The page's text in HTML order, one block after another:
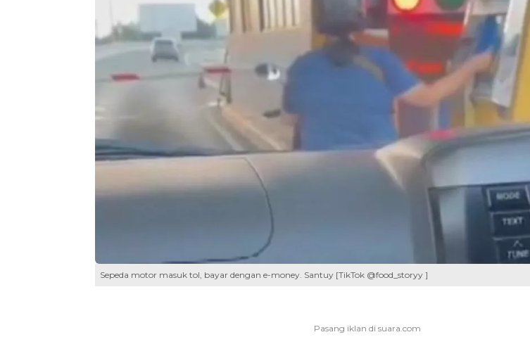
Sepeda motor masuk tol, bayar dengan e-money. Santuy [TikTok @food_storyy ]